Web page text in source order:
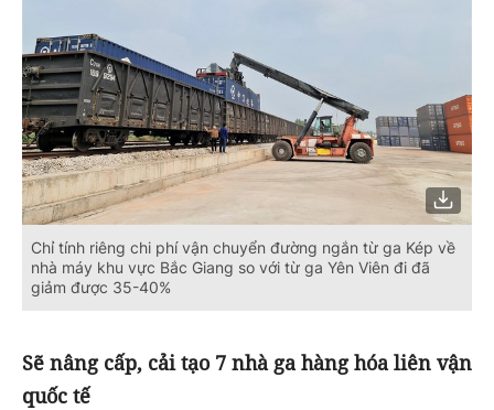
Chỉ tính riêng chi phí vận chuyển đường ngắn từ ga Kép về
nhà máy khu vực Bắc Giang so với từ ga Yên Viên đi đã
giảm được 35-40%
Sẽ nâng cấp, cải tạo 7 nhà ga hàng hóa liên vận
quốc tế